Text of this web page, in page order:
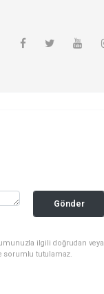
Gönder
ilgili doğrudan veya
sorumlu tutulamaz.